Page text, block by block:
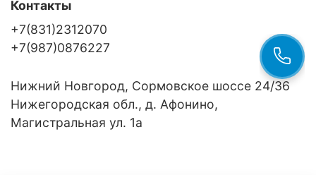
Контакты
+7(831)2312070
+7(987)0876227
Нижний Новгород, Сормовское шоссе 24/36
Нижегородская обл., д. Афонино,
Магистральная ул. 1а